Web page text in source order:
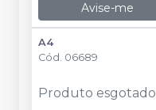
Avise-me
A4
Cód. 06689
Produto esgotado